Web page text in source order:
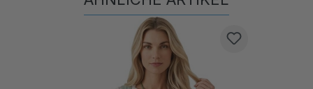
Produktgalerie überspringen